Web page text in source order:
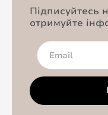
Підписуйтесь
отримуйте